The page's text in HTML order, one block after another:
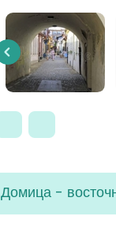
Previous
Домица -